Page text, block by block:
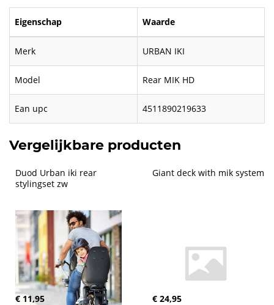
Eigenschap Waarde
Merk URBAN IKI
Model Rear MIK HD
Ean upc 4511890219633
Vergelijkbare producten
Duod Urban iki rear
stylingset zw
€ 11,95
Giant deck with mik system
€ 24,95